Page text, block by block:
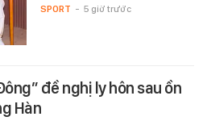
SPORT - 5 giờ trước
đề nghị ly hôn sau ồn
Hàn